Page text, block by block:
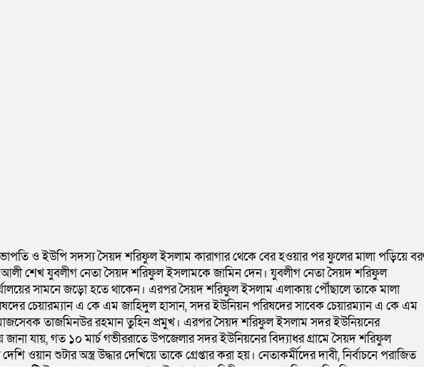
ও ইউপি সদস্য সৈয়দ শরিফুল ইসলাম কারাগার থেকে বের হওয়ার পর ফুলের মালা পড়িয়ে
শেখ যুবলীগ নেতা সৈয়দ শরিফুল ইসলামকে জামিন দেন। যুবলীগ নেতা সৈয়দ শরিফুল
সামনে জড়ো হতে থাকেন। এরপর সৈয়দ শরিফুল ইসলাম এলাকায় পৌঁছালে তাকে মালা
চেয়ারম্যান এ কে এম জাহিদুল হাসান, সদর ইউনিয়ন পরিষদের সাবেক চেয়ারম্যান এ কে এম
তাজমিনউর রহমান তুহিন প্রমুখ। এরপর সৈয়দ শরিফুল ইসলাম সদর ইউনিয়নের
যায়, গত ১০ মার্চ গভীররাতে উপজেলার সদর ইউনিয়নের বিদ্যাধর গ্রামে সৈয়দ শরিফুল
শুটার অস্ত্র উদ্ধার দেখিয়ে তাকে গ্রেপ্তার করা হয়। নেতাকর্মীদের দাবী, নির্বাচনে পরাজিত